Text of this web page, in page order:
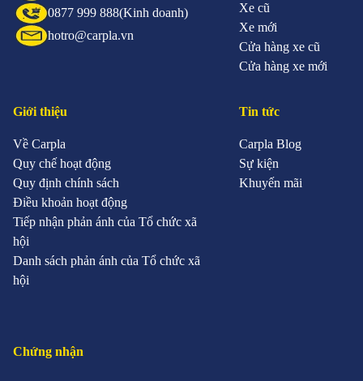
0877 999 888(Kinh doanh)
hotro@carpla.vn
Xe cũ
Xe mới
Cửa hàng xe cũ
Cửa hàng xe mới
Giới thiệu
Về Carpla
Quy chế hoạt động
Quy định chính sách
Điều khoản hoạt động
Tiếp nhận phản ánh của Tổ chức xã
hội
Danh sách phản ánh của Tổ chức xã
hội
Tin tức
Carpla Blog
Sự kiện
Khuyến mãi
Chứng nhận